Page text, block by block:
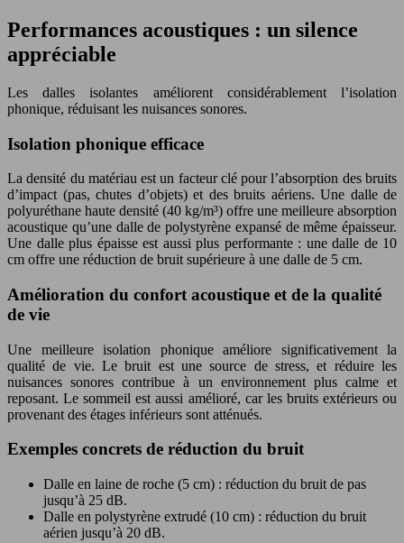
Performances acoustiques : un silence
appréciable
Les dalles isolantes améliorent considérablement l’isolation
phonique, réduisant les nuisances sonores.
Isolation phonique efficace
La densité du matériau est un facteur clé pour l’absorption des bruits
d’impact (pas, chutes d’objets) et des bruits aériens. Une dalle de
polyuréthane haute densité (40 kg/m³) offre une meilleure absorption
acoustique qu’une dalle de polystyrène expansé de même épaisseur.
Une dalle plus épaisse est aussi plus performante : une dalle de 10
cm offre une réduction de bruit supérieure à une dalle de 5 cm.
Amélioration du confort acoustique et de la qualité
de vie
Une meilleure isolation phonique améliore significativement la
qualité de vie. Le bruit est une source de stress, et réduire les
nuisances sonores contribue à un environnement plus calme et
reposant. Le sommeil est aussi amélioré, car les bruits extérieurs ou
provenant des étages inférieurs sont atténués.
Exemples concrets de réduction du bruit
Dalle en laine de roche (5 cm) : réduction du bruit de pas
jusqu’à 25 dB.
Dalle en polystyrène extrudé (10 cm) : réduction du bruit
aérien jusqu’à 20 dB.